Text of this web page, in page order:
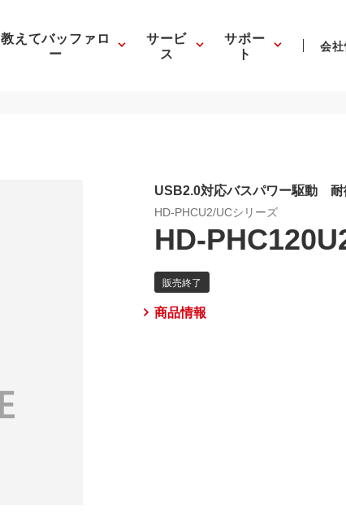
教えてバッファロ
ー
サービ
ス
サポー
ト 会
USB2.0対応バスパワー駆動 耐
HD-PHCU2/UCシリーズ
HD-
商品情報